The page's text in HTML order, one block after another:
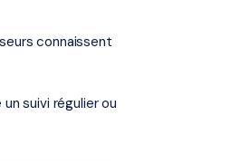
connaissent
suivi régulier ou